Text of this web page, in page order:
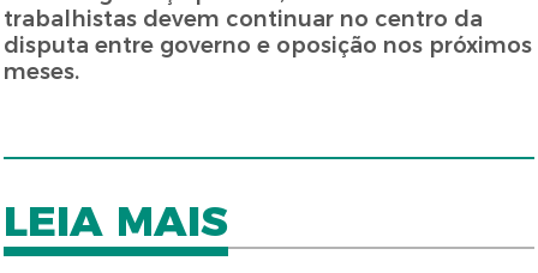
trabalhistas devem continuar no centro da
disputa entre governo e oposição nos próximos
meses.
LEIA MAIS